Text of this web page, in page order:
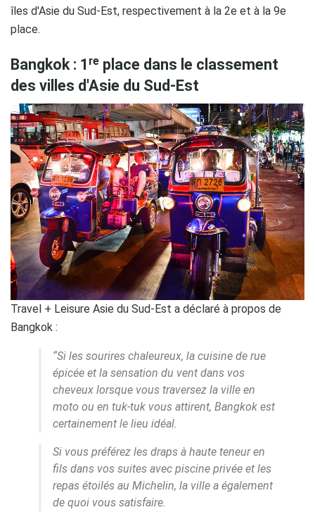
îles d'Asie du Sud-Est, respectivement à la 2e et à la 9e
place.
Bangkok : 1ʳᵉ place dans le classement
des villes d'Asie du Sud-Est
Travel + Leisure Asie du Sud-Est a déclaré à propos de
Bangkok :
“Si les sourires chaleureux, la cuisine de rue
épicée et la sensation du vent dans vos
cheveux lorsque vous traversez la ville en
moto ou en tuk-tuk vous attirent, Bangkok est
certainement le lieu idéal.
Si vous préférez les draps à haute teneur en
fils dans vos suites avec piscine privée et les
repas étoilés au Michelin, la ville a également
de quoi vous satisfaire.